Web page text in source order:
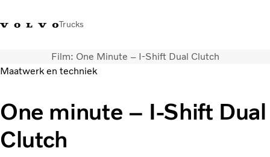
Trucks
Kennis vergroten MerchandiseInloggenNederland
Transportoplossingen
CO2-reductie
Trucks
Truck Builder
Film: One Minute – I-Shift Dual Clutch
Maatwerk en techniek
One minute – I-Shift Dual
Clutch